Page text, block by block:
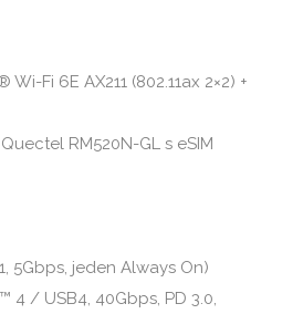
Fi 6E AX211 (802.11ax 2×2) +
RM520N-GL s eSIM
5Gbps, jeden Always On)
4 / USB4, 40Gbps, PD 3.0,